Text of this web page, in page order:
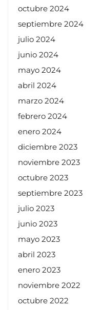
octubre 2024
septiembre 2024
julio 2024
junio 2024
mayo 2024
abril 2024
marzo 2024
febrero 2024
enero 2024
diciembre 2023
noviembre 2023
octubre 2023
septiembre 2023
julio 2023
junio 2023
mayo 2023
abril 2023
enero 2023
noviembre 2022
octubre 2022